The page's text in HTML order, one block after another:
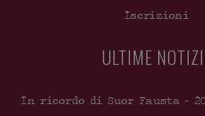
Iscrizioni
ULTIME
In ricordo di Suor Fausta –